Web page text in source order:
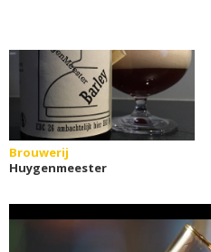
Brouwerij
Huygenmeester